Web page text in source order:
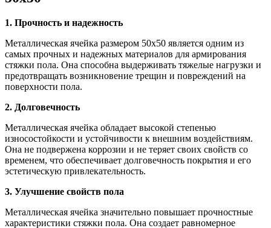
1. Прочность и надежность
Металлическая ячейка размером 50х50 является одним из
самых прочных и надежных материалов для армирования
стяжки пола. Она способна выдерживать тяжелые нагрузки и
предотвращать возникновение трещин и повреждений на
поверхности пола.
2. Долговечность
Металлическая ячейка обладает высокой степенью
износостойкости и устойчивости к внешним воздействиям.
Она не подвержена коррозии и не теряет своих свойств со
временем, что обеспечивает долговечность покрытия и его
эстетическую привлекательность.
3. Улучшение свойств пола
Металлическая ячейка значительно повышает прочностные
характеристики стяжки пола. Она создает равномерное